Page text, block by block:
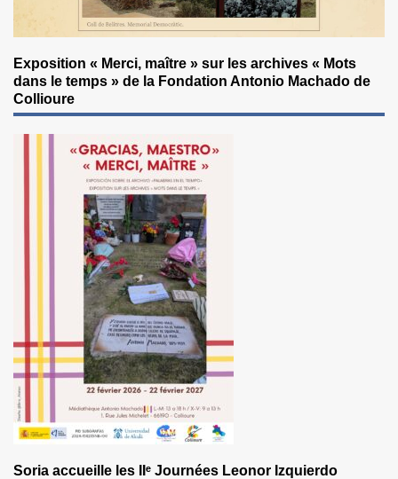
Exposition « Merci, maître » sur les archives « Mots
dans le temps » de la Fondation Antonio Machado de
Collioure
Soria accueille les IIᵉ Journées Leonor Izquierdo